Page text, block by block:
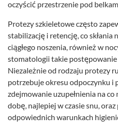
oczyścić przestrzenie pod
Protezy szkieletowe często
stabilizację i retencję, co
ciągłego noszenia, również w
stomatologii takie postępowanie
Niezależnie od rodzaju protezy
potrzebuje okresu odpoczynku i
zdejmowanie uzupełnienia na
dobę, najlepiej w czasie snu,
odpowiednich warunkach